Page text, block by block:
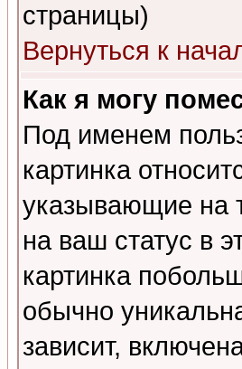
страницы)
Вернуться к
Как я могу
Под именем
картинка
указывающие на
на ваш статус в
картинка
обычно
зависит,